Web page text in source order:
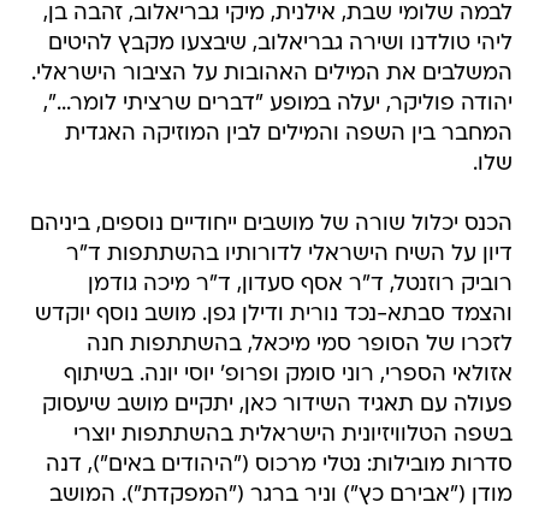
לבמה שלומי שבת, אילנית, מיקי גבריאלוב, זהבה בן,
ליהי טולדנו ושירה גבריאלוב, שיבצעו מקבץ להיטים
המשלבים את המילים האהובות על הציבור הישראלי.
יהודה פוליקר, יעלה במופע "דברים שרציתי לומר...",
המחבר בין השפה והמילים לבין המוזיקה האגדית
שלו.
הכנס יכלול שורה של מושבים ייחודיים נוספים, ביניהם
דיון על השיח הישראלי לדורותיו בהשתתפות ד"ר
רוביק רוזנטל, ד"ר אסף סעדון, ד"ר מיכה גודמן
והצמד סבתא-נכד נורית ודילן גפן. מושב נוסף יוקדש
לזכרו של הסופר סמי מיכאל, בהשתתפות חנה
אזולאי הספרי, רוני סומק ופרופ' יוסי יונה. בשיתוף
פעולה עם תאגיד השידור כאן, יתקיים מושב שיעסוק
בשפה הטלוויזיונית הישראלית בהשתתפות יוצרי
סדרות מובילות: נטלי מרכוס ("היהודים באים"), דנה
מודן ("אבירם כץ") וניר ברגר ("המפקדת"). המושב